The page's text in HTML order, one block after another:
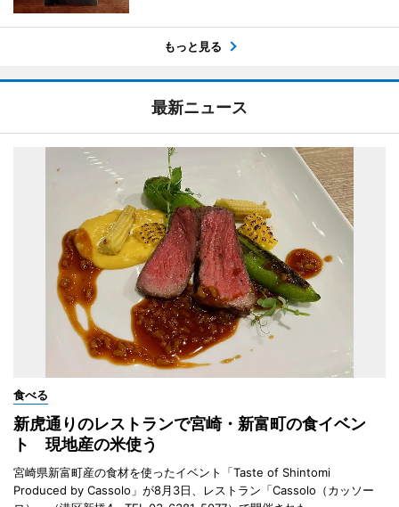
もっと見る
最新ニュース
食べる
新虎通りのレストランで宮崎・新富町の食イベン
ト 現地産の米使う
宮崎県新富町産の食材を使ったイベント「Taste of Shintomi
Produced by Cassolo」が8月3日、レストラン「Cassolo（カッソー